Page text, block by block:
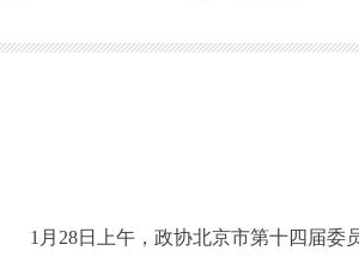
1月28日上午，政协北京市第十四届委员